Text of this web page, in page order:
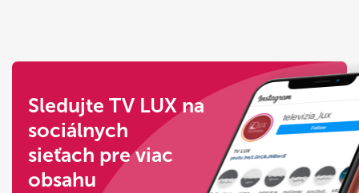
Sledujte TV LUX na
sociálnych
sieťach pre viac
obsahu